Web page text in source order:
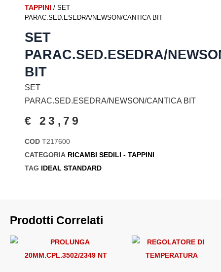
TAPPINI / SET
PARAC.SED.ESEDRA/NEWSON/CANTICA BIT
SET
PARAC.SED.ESEDRA/
BIT
SET
PARAC.SED.ESEDRA/NEWSON/CANTICA BIT
€ 23,79
COD T217600
CATEGORIA RICAMBI SEDILI - TAPPINI
TAG IDEAL STANDARD
Prodotti Correlati